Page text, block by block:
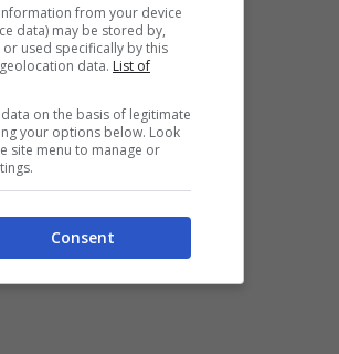
deigironi
in prima
come
eSiviglia
più dura da
Madrid
from your device
data) may be stored by,
used specifically by this
data. List of
on the basis of legitimate
your options below. Look
site menu to manage or
Consent